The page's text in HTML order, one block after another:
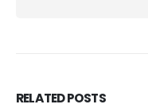
RELATEDPOSTS